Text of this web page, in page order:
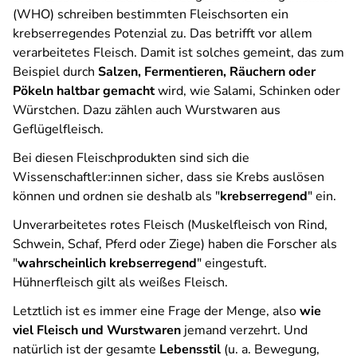
(WHO) schreiben bestimmten Fleischsorten ein
krebserregendes Potenzial zu. Das betrifft vor allem
verarbeitetes Fleisch. Damit ist solches gemeint, das zum
Beispiel durch Salzen, Fermentieren, Räuchern oder
Pökeln haltbar gemachtwird, wie Salami, Schinken oder
Würstchen. Dazu zählen auch Wurstwaren aus
Geflügelfleisch.
Bei diesen Fleischprodukten sind sich die
Wissenschaftler:innen sicher, dass sie Krebs auslösen
können und ordnen sie deshalb als "krebserregend" ein.
Unverarbeitetes rotes Fleisch (Muskelfleisch von Rind,
Schwein, Schaf, Pferd oder Ziege) haben die Forscher als
"wahrscheinlich krebserregend" eingestuft.
Hühnerfleisch gilt als weißes Fleisch.
Letztlich ist es immer eine Frage der Menge, alsowie
viel Fleisch und Wurstwaren jemand verzehrt. Und
natürlich ist der gesamte Lebensstil (u. a. Bewegung,